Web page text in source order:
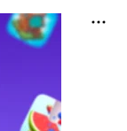
часто
оказывали
часть из этих
то